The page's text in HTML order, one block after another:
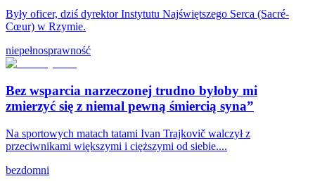
Były oficer, dziś dyrektor Instytutu Najświętszego Serca (Sacré-
Cœur) w Rzymie.
niepełnosprawność
Bez wsparcia narzeczonej trudno byłoby mi
zmierzyć się z niemal pewną śmiercią syna”
Na sportowych matach tatami Ivan Trajkovič walczył z
przeciwnikami większymi i cięższymi od siebie....
bezdomni